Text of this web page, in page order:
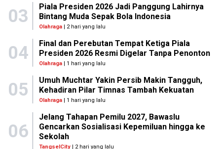
03
Piala Presiden 2026 Jadi Panggung Lahirnya
Bintang Muda Sepak Bola Indonesia
Olahraga| 2 hari yang lalu
04
Final dan Perebutan Tempat Ketiga Piala
Presiden 2026 Resmi Digelar Tanpa Penonton
Olahraga| 1 hari yang lalu
05
Umuh Muchtar Yakin Persib Makin Tangguh,
Kehadiran Pilar Timnas Tambah Kekuatan
Olahraga| 1 hari yang lalu
06
Jelang Tahapan Pemilu 2027, Bawaslu
Gencarkan Sosialisasi Kepemiluan hingga ke
Sekolah
TangselCity| 2 hari yang lalu